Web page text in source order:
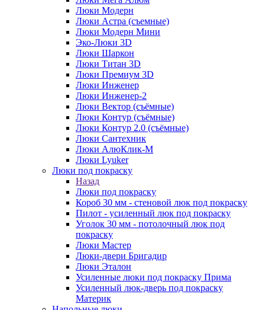
Люки Модерн
Люки Астра (съемные)
Люки Модерн Мини
Эко-Люки 3D
Люки Шаркон
Люки Титан 3D
Люки Премиум 3D
Люки Инженер
Люки Инженер-2
Люки Вектор (съёмные)
Люки Контур (съёмные)
Люки Контур 2.0 (съёмные)
Люки Сантехник
Люки АлюКлик-М
Люки Lyuker
Люки под покраску
Назад
Люки под покраску
Короб 30 мм - стеновой люк под покраску
Пилот - усиленный люк под покраску
Уголок 30 мм - потолочный люк под
покраску
Люки Мастер
Люки-двери Бригадир
Люки Эталон
Усиленные люки под покраску Прима
Усиленный люк-дверь под покраску
Материк